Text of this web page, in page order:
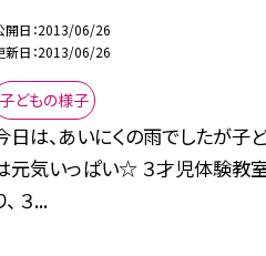
開日 2013/06/26
新日 2013/06/26
子どもの様子
日は、あいにくの雨でしたが子
元気いっぱい☆ ３才児体験教
、 ３...